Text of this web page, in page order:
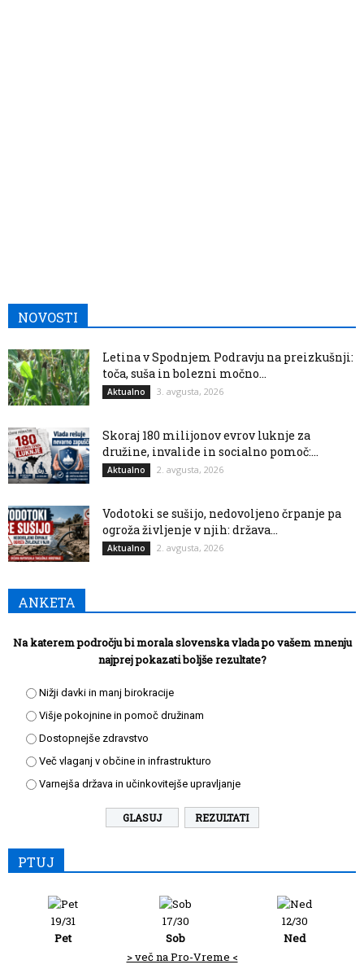
NOVOSTI
Letina v Spodnjem Podravju na preizkušnji:
toča, suša in bolezni močno...
Aktualno 3. avgusta, 2026
Skoraj 180 milijonov evrov luknje za
družine, invalide in socialno pomoč:...
Aktualno 2. avgusta, 2026
Vodotoki se sušijo, nedovoljeno črpanje pa
ogroža življenje v njih: država...
Aktualno 2. avgusta, 2026
ANKETA
Na katerem področju bi morala slovenska vlada po vašem mnenju
najprej pokazati boljše rezultate?
Nižji davki in manj birokracije
Višje pokojnine in pomoč družinam
Dostopnejše zdravstvo
Več vlaganj v občine in infrastrukturo
Varnejša država in učinkovitejše upravljanje
REZULTATI
PTUJ
19/31
Pet
17/30
Sob
12/30
Ned
> več na Pro-Vreme <